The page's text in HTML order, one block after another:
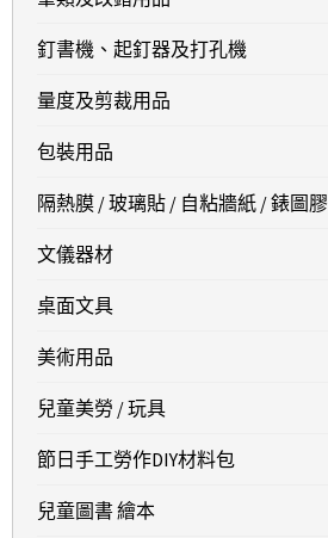
釘書機、起釘器及打孔機
量度及剪裁用品
包裝用品
隔熱膜 / 玻璃貼 / 自粘牆紙 / 錶圖膠
文儀器材
桌面文具
美術用品
兒童美勞 / 玩具
節日手工勞作DIY材料包
兒童圖書 繪本